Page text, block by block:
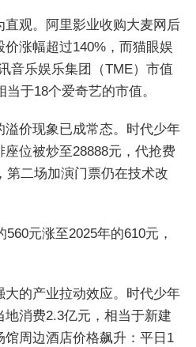
直观。阿里影业收购大麦网后
涨幅超过140%，而猫眼娱
音乐娱乐集团（TME）市值
于18个爱奇艺的市值。
溢价现象已成常态。时代少年
位被炒至28888元，代抢费
第二场加演门票仍在技术改
元涨至2025年的610元，
大的产业拉动效应。时代少年
消费2.3亿元，相当于新建
周边酒店价格飙升：平日1